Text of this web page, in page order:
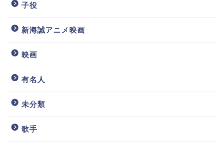
子役
新海誠アニメ映画
映画
有名人
未分類
歌手